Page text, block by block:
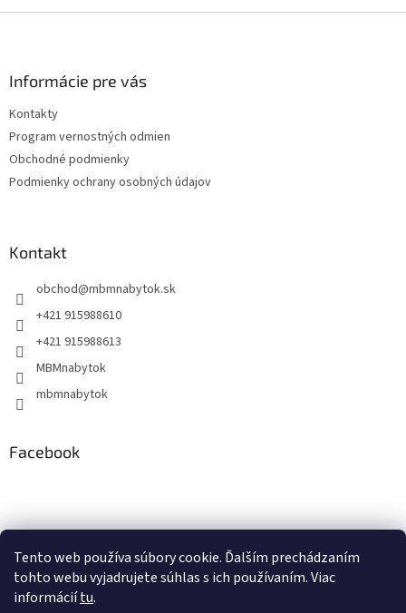
Tento web používa súbory cookie. Ďalším prechádzaním
tohto webu vyjadrujete súhlas s ich používaním. Viac
informáciítu.
Informácie pre vás
Kontakty
Program vernostných odmien
Obchodné podmienky
Podmienky ochrany osobných údajov
Kontakt
obchod@mbmnabytok.sk
+421 915988610
+421 915988613
MBMnabytok
mbmnabytok
Facebook
0KS / €0